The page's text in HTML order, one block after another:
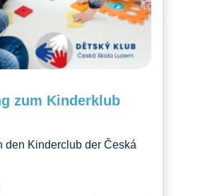
zum Kinderklub
den Kinderclub der Česká